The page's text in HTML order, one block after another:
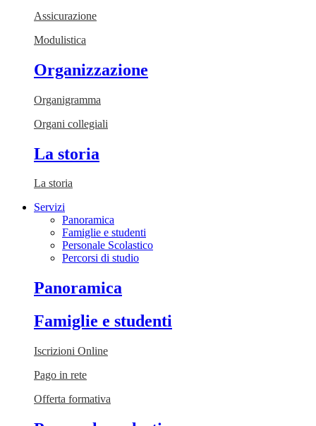
Assicurazione
Modulistica
Organizzazione
Organigramma
Organi collegiali
La storia
La storia
Servizi
Panoramica
Famiglie e studenti
Personale Scolastico
Percorsi di studio
Panoramica
Famiglie e studenti
Iscrizioni Online
Pago in rete
Offerta formativa